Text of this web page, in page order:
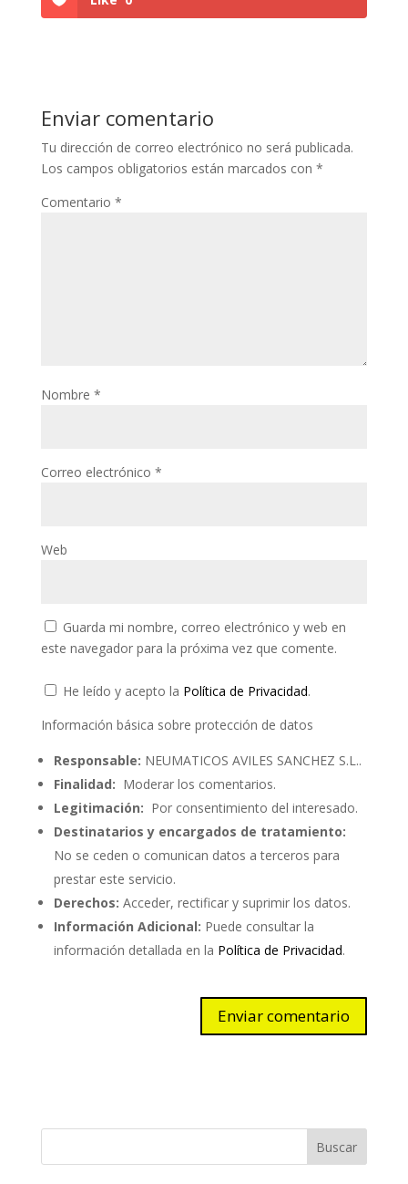
Enviar comentario
Tu dirección de correo electrónico no será publicada.
Los campos obligatorios están marcados con *
Comentario *
Nombre *
Correo electrónico *
Web
Guarda mi nombre, correo electrónico y web en
este navegador para la próxima vez que comente.
He leído y acepto la Política de Privacidad.
Información básica sobre protección de datos
Responsable: NEUMATICOS AVILES SANCHEZ S.L..
Finalidad: Moderar los comentarios.
Legitimación: Por consentimiento del interesado.
Destinatarios y encargados de tratamiento:
No se ceden o comunican datos a terceros para
prestar este servicio.
Derechos: Acceder, rectificar y suprimir los datos.
Información Adicional: Puede consultar la
información detallada en la Política de Privacidad.